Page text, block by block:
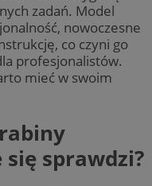
zadań. Model
nowoczesne
co czyni go
profesjonalistów.
mieć w swoim
się sprawdzi?